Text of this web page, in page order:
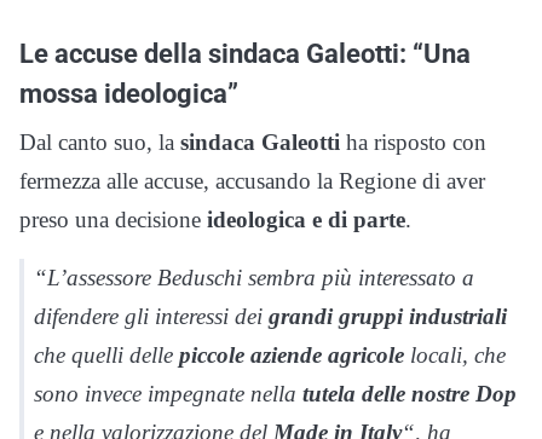
Le accuse della sindaca Galeotti: “Una
mossa ideologica”
Dal canto suo, la sindaca Galeotti ha risposto con
fermezza alle accuse, accusando la Regione di aver
preso una decisione ideologica e di parte.
“L’assessore Beduschi sembra più interessato a
difendere gli interessi dei grandi gruppi industriali
che quelli delle piccole aziende agricole locali, che
sono invece impegnate nella tutela delle nostre Dop
e nella valorizzazione del Made in Italy“, ha